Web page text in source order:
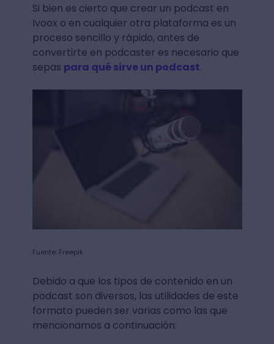
Si bien es cierto que crear un podcast en
Ivoox o en cualquier otra plataforma es un
proceso sencillo y rápido, antes de
convertirte en podcaster es necesario que
sepas para qué sirve un podcast.
Fuente: Freepik
Debido a que los tipos de contenido en un
podcast son diversos, las utilidades de este
formato pueden ser varias como las que
mencionamos a continuación: